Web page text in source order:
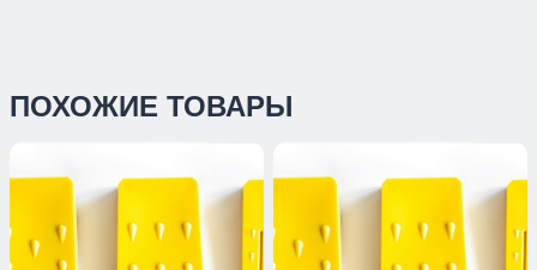
ПОХОЖИЕ ТОВАРЫ